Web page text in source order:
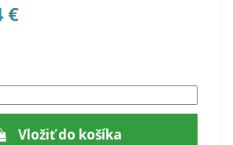
€
Vložiť do košíka